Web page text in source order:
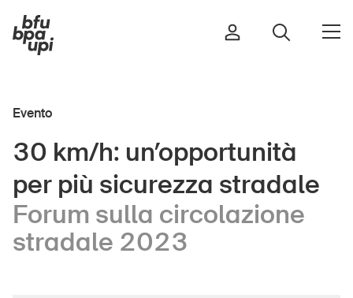
Sport e attività fisica
Casa e giardino
Edifici e impianti
Evento
30 km/h: un’opportunità
per più sicurezza stradale
Forum sulla circolazione
stradale 2023
nello sport è importante per
te.